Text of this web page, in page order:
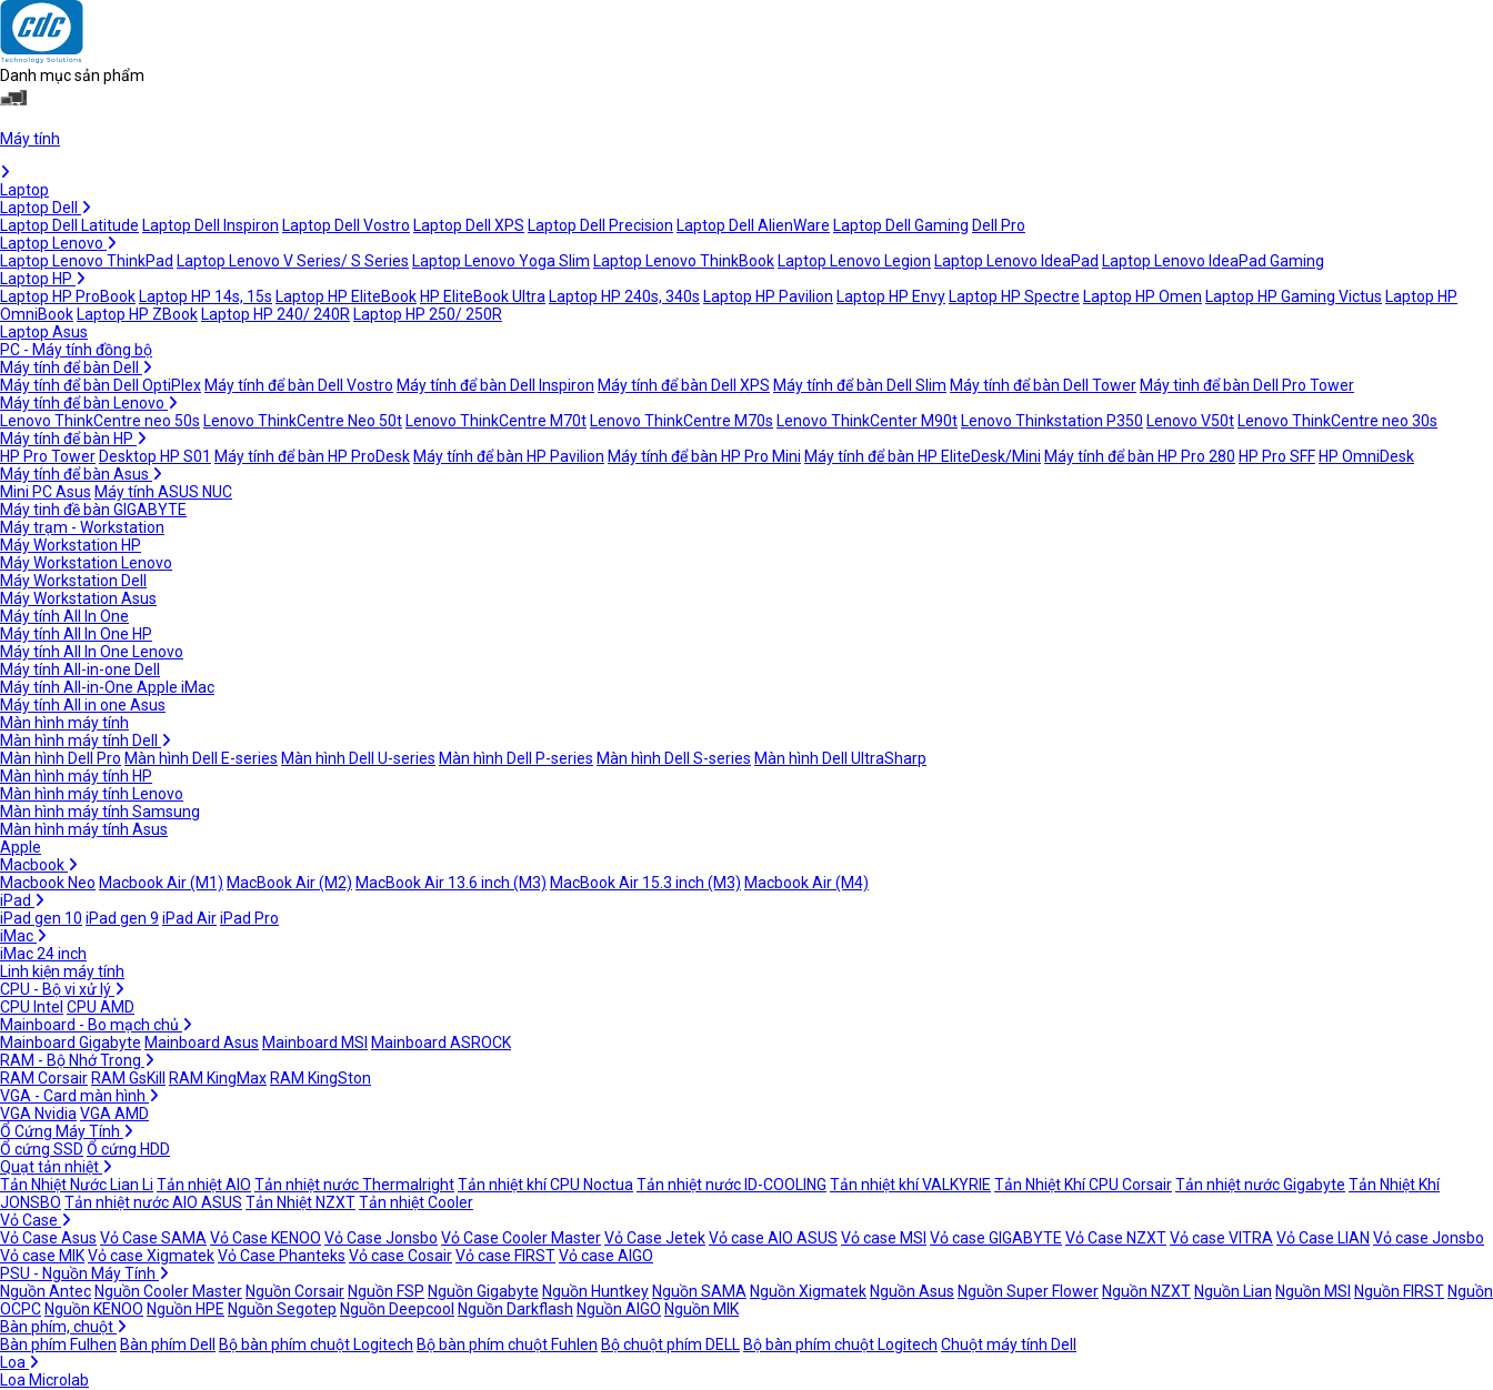
Danh mục sản phẩm
Máy tính
Laptop
Laptop Dell
Laptop Dell Latitude Laptop Dell Inspiron Laptop Dell Vostro Laptop Dell XPS Laptop Dell Precision Laptop Dell AlienWare Laptop Dell Gaming Dell Pro
Laptop Lenovo
Laptop Lenovo ThinkPad Laptop Lenovo V Series/ S Series Laptop Lenovo Yoga Slim Laptop Lenovo ThinkBook Laptop Lenovo Legion Laptop Lenovo IdeaPad Laptop Lenovo IdeaPad Gaming
Laptop HP
Laptop HP ProBook Laptop HP 14s, 15s Laptop HP EliteBook HP EliteBook Ultra Laptop HP 240s, 340s Laptop HP Pavilion Laptop HP Envy Laptop HP Spectre Laptop HP Omen Laptop HP Gaming Victus Laptop HP
OmniBook Laptop HP ZBook Laptop HP 240/ 240R Laptop HP 250/ 250R
Laptop Asus
PC - Máy tính đồng bộ
Máy tính để bàn Dell
Máy tính để bàn Dell OptiPlex Máy tính để bàn Dell Vostro Máy tính để bàn Dell Inspiron Máy tính để bàn Dell XPS Máy tính để bàn Dell Slim Máy tính để bàn Dell Tower Máy tinh để bàn Dell Pro Tower
Máy tính để bàn Lenovo
Lenovo ThinkCentre neo 50s Lenovo ThinkCentre Neo 50t Lenovo ThinkCentre M70t Lenovo ThinkCentre M70s Lenovo ThinkCenter M90t Lenovo Thinkstation P350 Lenovo V50t Lenovo ThinkCentre neo 30s
Máy tính để bàn HP
HP Pro Tower Desktop HP S01 Máy tính để bàn HP ProDesk Máy tính để bàn HP Pavilion Máy tính để bàn HP Pro Mini Máy tính để bàn HP EliteDesk/Mini Máy tính để bàn HP Pro 280 HP Pro SFF HP OmniDesk
Máy tính để bàn Asus
Mini PC Asus Máy tính ASUS NUC
Máy tinh đề bàn GIGABYTE
Máy trạm - Workstation
Máy Workstation HP
Máy Workstation Lenovo
Máy Workstation Dell
Máy Workstation Asus
Máy tính All In One
Máy tính All In One HP
Máy tính All In One Lenovo
Máy tính All-in-one Dell
Máy tính All-in-One Apple iMac
Máy tính All in one Asus
Màn hình máy tính
Màn hình máy tính Dell
Màn hình Dell Pro Màn hình Dell E-series Màn hình Dell U-series Màn hình Dell P-series Màn hình Dell S-series Màn hình Dell UltraSharp
Màn hình máy tính HP
Màn hình máy tính Lenovo
Màn hình máy tính Samsung
Màn hình máy tính Asus
Apple
Macbook
Macbook Neo Macbook Air (M1) MacBook Air (M2) MacBook Air 13.6 inch (M3) MacBook Air 15.3 inch (M3) Macbook Air (M4)
iPad
iPad gen 10 iPad gen 9 iPad AiriPad Pro
iMac
iMac 24 inch
Linh kiện máy tính
CPU - Bộ vi xử lý
CPU Intel CPU AMD
Mainboard - Bo mạch chủ
Mainboard Gigabyte Mainboard Asus Mainboard MSI Mainboard ASROCK
RAM - Bộ Nhớ Trong
RAM Corsair RAM GsKill RAM KingMax RAM KingSton
VGA - Card màn hình
VGA Nvidia VGA AMD
Ổ Cứng Máy Tính
Ổ cứng SSD Ổ cứng HDD
Quạt tản nhiệt
Tản Nhiệt Nước Lian Li Tản nhiệt AIO Tản nhiệt nước ThermalrightTản nhiệt khí CPU Noctua Tản nhiệt nước ID-COOLING Tản nhiệt khí VALKYRIE Tản Nhiệt Khí CPU CorsairTản nhiệt nước Gigabyte Tản Nhiệt Khí
JONSBO Tản nhiệt nước AIO ASUS Tản Nhiệt NZXTTản nhiệt Cooler
Vỏ Case
Vỏ Case Asus Vỏ Case SAMA Vỏ Case KENOO Vỏ Case Jonsbo Vỏ Case Cooler MasterVỏ Case JetekVỏ case AIO ASUS Vỏ case MSI Vỏ case GIGABYTE Vỏ Case NZXTVỏ case VITRA Vỏ Case LIAN Vỏ case Jonsbo
Vỏ case MIKVỏ case XigmatekVỏ Case Phanteks Vỏ case CosairVỏ case FIRSTVỏ case AIGO
PSU - Nguồn Máy Tính
Nguồn Antec Nguồn Cooler Master Nguồn Corsair Nguồn FSP Nguồn Gigabyte Nguồn Huntkey Nguồn SAMA Nguồn Xigmatek Nguồn Asus Nguồn Super Flower Nguồn NZXT Nguồn Lian Nguồn MSI Nguồn FIRST Nguồn
OCPC Nguồn KENOO Nguồn HPE Nguồn Segotep Nguồn Deepcool Nguồn Darkflash Nguồn AIGO Nguồn MIK
Bàn phím, chuột
Bàn phím Fulhen Bàn phím Dell Bộ bàn phím chuột Logitech Bộ bàn phím chuột Fuhlen Bộ chuột phím DELL Bộ bàn phím chuột Logitech Chuột máy tính Dell
Loa
Loa Microlab